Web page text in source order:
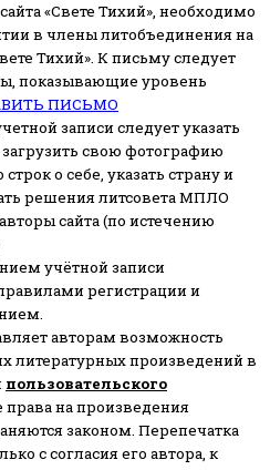
«Свете Тихий», необходимо
в члены литобъединения на
Тихий». К письму следует
показывающие уровень
ПИСЬМО
записи следует указать
свою фотографию
о себе, указать страну и
решения литсовета МПЛО
сайта (по истечению
учётной записи
регистрации и
авторам возможность
литературных произведений в
пользовательского
права на произведения
законом. Перепечатка
с согласия его автора, к